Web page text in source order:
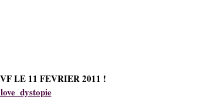
LE 11 FEVRIER 2011 !